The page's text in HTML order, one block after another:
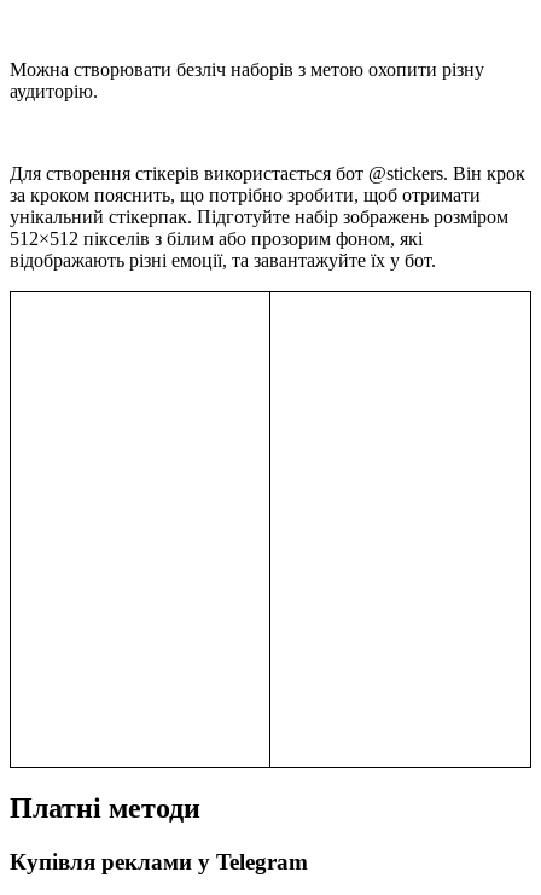
Можна створювати безліч наборів з метою охопити різну
аудиторію.
Для створення стікерів використається бот @stickers. Він крок
за кроком пояснить, що потрібно зробити, щоб отримати
унікальний стікерпак. Підготуйте набір зображень розміром
512×512 пікселів з білим або прозорим фоном, які
відображають різні емоції, та завантажуйте їх у бот.
Платні методи
Купівля реклами у Telegram